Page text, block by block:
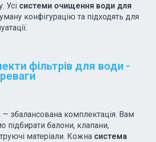
Усі системи очищення води для
конфігурацію та підходять для
фільтрів для води -
збалансована комплектація. Вам
підбирати балони, клапани,
матеріали. Кожна система